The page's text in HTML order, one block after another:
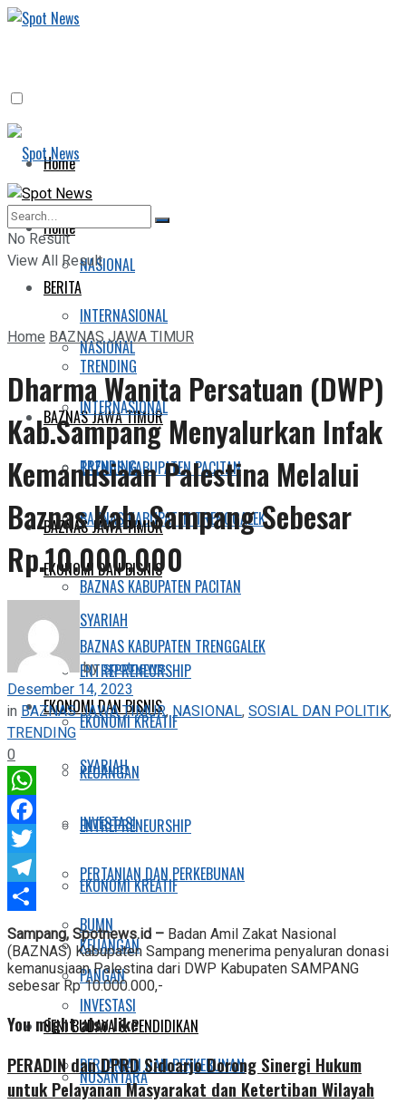
Home
BERITA
NASIONAL
INTERNASIONAL
TRENDING
BAZNAS JAWA TIMUR
BAZNAS KABUPATEN PACITAN
BAZNAS KABUPATEN TRENGGALEK
EKONOMI DAN BISNIS
SYARIAH
ENTREPRENEURSHIP
EKONOMI KREATIF
KEUANGAN
INVESTASI
PERTANIAN DAN PERKEBUNAN
BUMN
PANGAN
SENI BUDAYA & PENDIDIKAN
NUSANTARA
Home
BERITA
NASIONAL
INTERNASIONAL
TRENDING
BAZNAS JAWA TIMUR
BAZNAS KABUPATEN PACITAN
BAZNAS KABUPATEN TRENGGALEK
EKONOMI DAN BISNIS
SYARIAH
ENTREPRENEURSHIP
EKONOMI KREATIF
KEUANGAN
INVESTASI
PERTANIAN DAN PERKEBUNAN
No Result
View All Result
HomeBAZNAS JAWA TIMUR
Dharma Wanita Persatuan (DWP)
Kab.Sampang Menyalurkan Infak
Kemanusiaan Palestina Melalui
Baznas Kab. Sampang Sebesar
Rp.10.000.000
byspotnews
Desember 14, 2023
inBAZNAS JAWA TIMUR,NASIONAL,SOSIAL DAN POLITIK,
TRENDING
0
WhatsApp
Facebook
Twitter
Telegram
Share
Sampang, Spotnews.id – Badan Amil Zakat Nasional
(BAZNAS) Kabupaten Sampang menerima penyaluran donasi
kemanusiaan Palestina dari DWP Kabupaten SAMPANG
sebesar Rp 10.000.000,-
You might also like
PERADIN dan DPRD Sidoarjo Dorong Sinergi Hukum
untuk Pelayanan Masyarakat dan Ketertiban Wilayah